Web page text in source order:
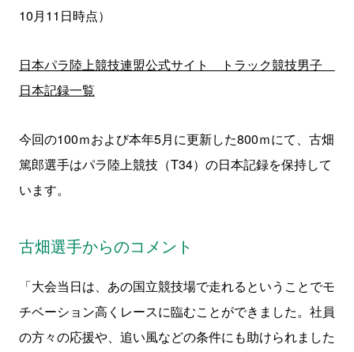
10月11日時点）
日本パラ陸上競技連盟公式サイト トラック競技男子
日本記録一覧
今回の100ｍおよび本年5月に更新した800ｍにて、古畑
篤郎選手はパラ陸上競技（T34）の日本記録を保持して
います。
古畑選手からのコメント
「大会当日は、あの国立競技場で走れるということでモ
チベーション高くレースに臨むことができました。社員
の方々の応援や、追い風などの条件にも助けられました